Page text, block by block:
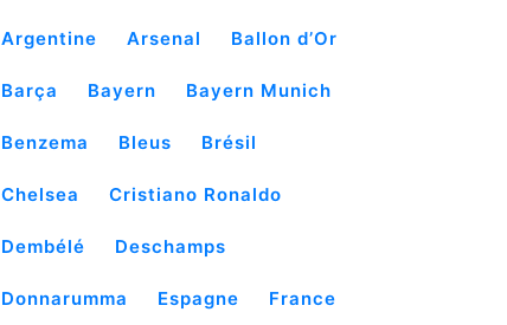
Argentine Arsenal Ballon d’Or
Barça Bayern Bayern Munich
Benzema Bleus Brésil
Chelsea Cristiano Ronaldo
Dembélé Deschamps
Donnarumma Espagne France